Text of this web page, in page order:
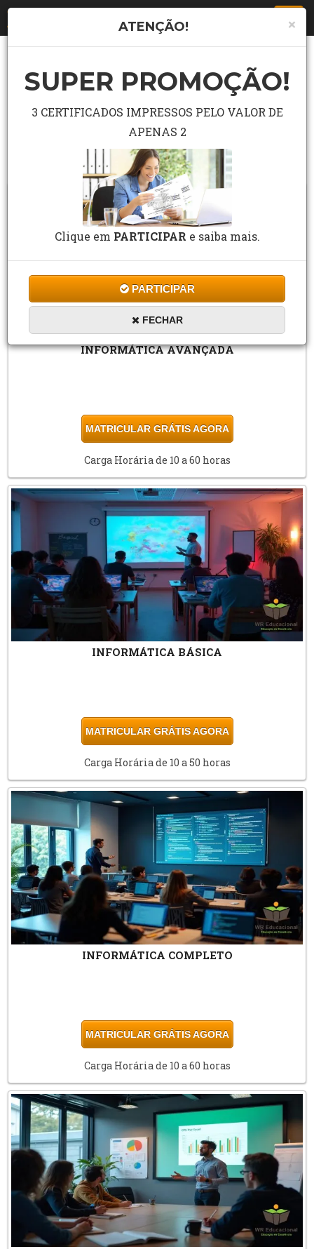
LISTA COMPLETA DE CURSO
Pesquisar curso grátis no campo abaixo.
INFORMÁTICA AVANÇADA
MATRICULAR GRÁTIS AGORA
Carga Horária de 10 a 60 horas
INFORMÁTICA BÁSICA
MATRICULAR GRÁTIS AGORA
Carga Horária de 10 a 50 horas
INFORMÁTICA COMPLETO
MATRICULAR GRÁTIS AGORA
Carga Horária de 10 a 60 horas
×
ATENÇÃO!
SUPER PROMOÇÃO!
3 CERTIFICADOS IMPRESSOS PELO VALOR DE
APENAS 2
Clique em PARTICIPAR e saiba mais.
PARTICIPAR
FECHAR